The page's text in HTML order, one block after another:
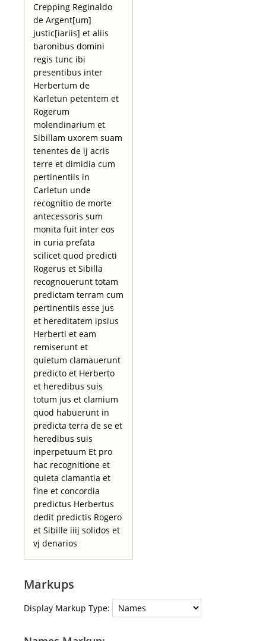
Crepping Reginaldo
de Argent[um]
justic[iariis] et aliis
baronibus domini
regis tunc ibi
presentibus inter
Herbertum de
Karletun petentem et
Rogerum
molendinarium et
Sibillam uxorem suam
tenentes de ij acris
terre et dimidia cum
pertinentiis in
Carletun unde
recognitio de morte
antecessoris sum
monita fuit inter eos
in curia prefata
scilicet quod predicti
Rogerus et Sibilla
recognouerunt totam
predictam terram cum
pertinentiis esse jus
et hereditatem ipsius
Herberti et eam
remiserunt et
quietum clamauerunt
predicto et Herberto
et heredibus suis
totum jus et clamium
quod habuerunt in
predicta terra de se et
heredibus suis
inperpetuum Et pro
hac recognitione et
quieta clamantia et
fine et concordia
predictus Herbertus
dedit predictis Rogero
et Sibille iiij solidos et
vj denarios
Markups
Display Markup Type: